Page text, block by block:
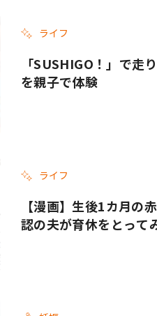
ライフ
「SUSHIGO！」で
を親子で体験
ライフ
【漫画】生後1カ月の
認の夫が育休をとって